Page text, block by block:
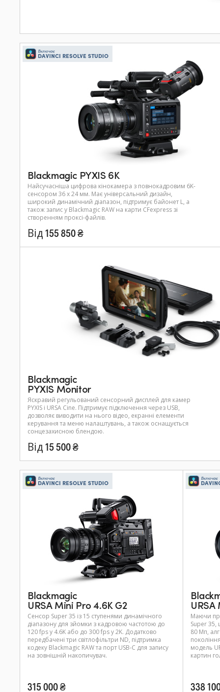
Включає
DAVINCI RESOLVE STUDIO
Blackmagic PYXIS 6K
Найсучасніша цифрова кінокамера з повнокадровим 6K-
сенсором 36 x 24 мм. Має універсальний дизайн,
широкий динамічний діапазон, підтримує байонет L, а
також запис у Blackmagic RAW на карти CFexpress зі
створенням проксі-файлів.
Від 155 850 ₴
Blackmagic
PYXIS Monitor
Яскравий регульований сенсорний дисплей для камер
PYXIS і URSA Cine. Підтримує підключення через USB,
дозволяє виводити на нього відео, екранні елементи
керування та меню налаштувань, а також оснащується
сонцезахисною блендою.
Від 15 500 ₴
Включає
DAVINCI RESOLVE STUDIO
Blackmagic
URSA Mini Pro 4.6K G2
Сенсор Super 35 із 15 ступенями динамічного
діапазону для зйомки з кадровою частотою до
120 fps у 4.6K або до 300 fps у 2K. Додатково
передбачені три світлофільтри ND, підтримка
кодеку Blackmagic RAW та порт USB-C для запису
на зовнішній накопичувач.
315 000 ₴
Включає
URSA
Маючи
Super 35,
80 Мп,
модель
картин
338